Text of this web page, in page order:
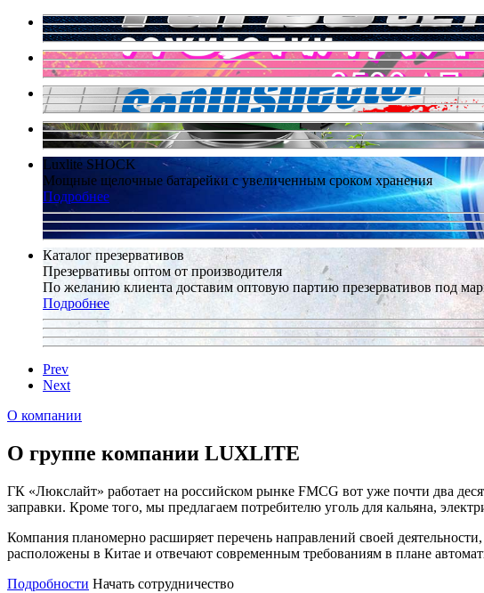
Luxlite SHOCK
Мощные щелочные батарейки с увеличенным сроком хранения
Подробнее
Каталог презервативов
Презервативы оптом от производителя
По желанию клиента доставим оптовую партию презервативов под
Подробнее
Prev
Next
О компании
О группе компании LUXLITE
ГК «Люкслайт» работает на российском рынке FMCG вот уже почти два
заправки. Кроме того, мы предлагаем потребителю уголь для кальяна,
Компания планомерно расширяет перечень направлений своей
расположены в Китае и отвечают современным требованиям в плане
Подробности Начать сотрудничество